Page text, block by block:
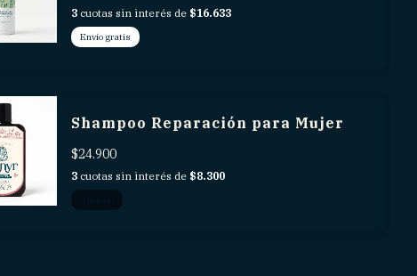
3 cuotas sin interés de $16.633
Envío gratis
Shampoo Reparación para Mujer
$24.900
3 cuotas sin interés de $8.300